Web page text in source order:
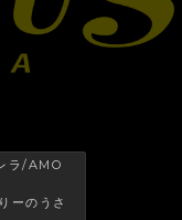
ラ/AMO
ーのうさ